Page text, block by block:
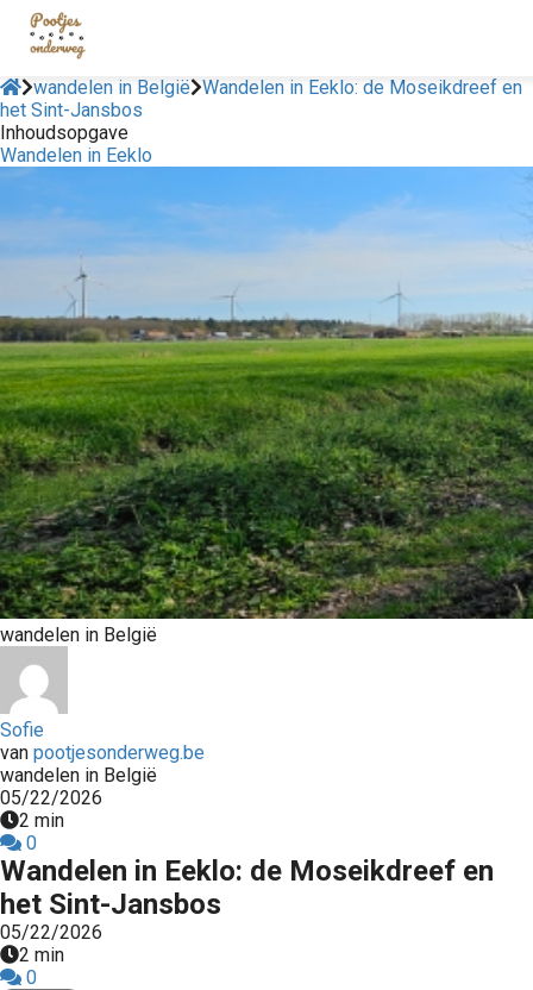
wandelen in België Wandelen in Eeklo: de Moseikdreef en
het Sint-Jansbos
Inhoudsopgave
Wandelen in Eeklo
wandelen in België
Sofie
van pootjesonderweg.be
wandelen in België
05/22/2026
2 min
0
Wandelen in Eeklo: de Moseikdreef en
het Sint-Jansbos
05/22/2026
2 min
0